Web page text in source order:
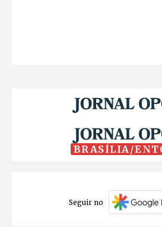
BRASÍLIA/
Seguir no